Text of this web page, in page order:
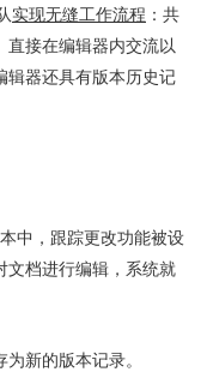
实现无缝工作流程 ：共
直接在编辑器内交流以
辑器还具有版本历史记
中，跟踪更改功能被设
文档进行编辑，系统就
新的版本记录。